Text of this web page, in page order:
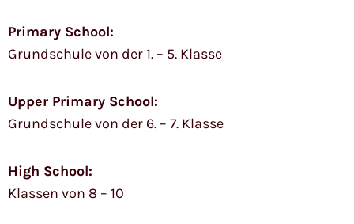
Primary School:
Grundschule von der 1. – 5. Klasse
Upper Primary School:
Grundschule von der 6. – 7. Klasse
High School:
Klassen von 8 – 10